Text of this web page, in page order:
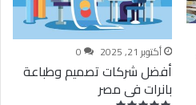
أكتوبر 21, 2025 0
أفضل شركات تصميم وطباعة
بانرات فى مصر